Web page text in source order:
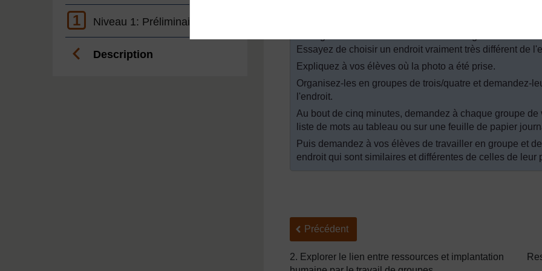
1 Niveau 1: Préliminaire
Description
accrochez-la dans votre salle de classe. Si vous avez
du Togo ou si vous avez accès à des images d'un
Essayez de choisir un endroit vraiment très différent de
Expliquez à vos élèves où la photo a été prise.
Organisez-les en groupes de trois/quatre et demandez-
l'endroit.
Au bout de cinq minutes, demandez à chaque groupe
liste de mots au tableau ou sur une feuille de papier
Puis demandez à vos élèves de travailler en groupe et
endroit qui sont similaires et différentes de celles de leur
Précédent
Précédent
2. Explorer le lien entre ressources et implantation